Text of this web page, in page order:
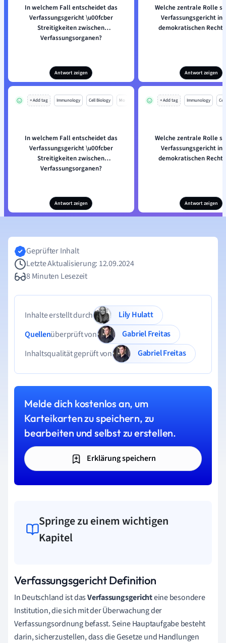
In welchem Fall entscheidet das
Verfassungsgericht \u00fcber
Streitigkeiten zwischen
Verfassungsorganen?
Antwort zeigen
Welche zentrale Rolle
Verfassungsgericht in
demokratischen
Antwort zeigen
+ Add tag Immunology Cell Biology Mo
In welchem Fall entscheidet das
Verfassungsgericht \u00fcber
Streitigkeiten zwischen
Verfassungsorganen?
Antwort zeigen
+ Add tag Immunology
Welche zentrale Rolle
Verfassungsgericht in
demokratischen
Antwort zeigen
Geprüfter Inhalt
Letzte Aktualisierung: 12.09.2024
8 Minuten Lesezeit
Inhalte erstellt durch
Lily Hulatt
Quellenüberprüft von
Gabriel Freitas
Inhaltsqualität geprüft von
Gabriel Freitas
Melde dich kostenlos an, um
Karteikarten zu speichern, zu
bearbeiten und selbst zu erstellen.
Erklärung speichern
Springe zu einem wichtigen
Kapitel
Verfassungsgericht Definition
In Deutschland ist dasVerfassungsgerichteine besondere
Institution, die sich mit der Überwachung der
Verfassungsordnung befasst. Seine Hauptaufgabe besteht
darin, sicherzustellen, dass die Gesetze und Handlungen